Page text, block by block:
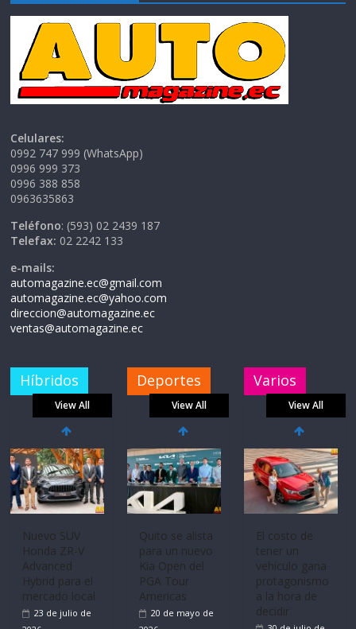
Celulares:
0992 747 999 (WhatsApp)
0996 999 373
0996 388 858
0963635863
Teléfono: (593) 02 2439 187
Telefax: 02 2242 133
e-mails:
automagazine.ec@gmail.com
automagazine.ec@yahoo.com
direccion@automagazine.ec
ventas@automagazine.ec
Híbridos
View All
Nuevo SUV
Honda ZR-V
Advanced
Hybrid para el
mercado local
23 de julio de
Deportes
View All
Quito se alista
para un nuevo
Kia Open del
PGA Tour
Americas
20 de mayo de
Varios
View All
El costo de
tener un
vehículo gana
protagonismo
a la hora de
decidir